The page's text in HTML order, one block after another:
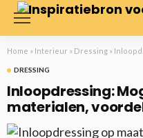
Home » Interieur » Dressing »
DRESSING
Inloopdressing:
materialen,